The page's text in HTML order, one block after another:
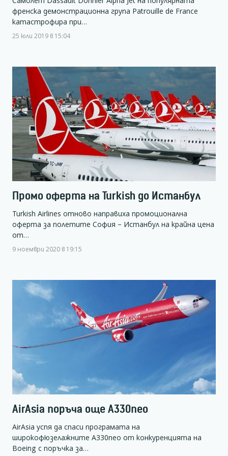
френска демонстрационна група Patrouille de France
катастрофира при…
25 юли 2019 в 15:04
Промо оферта на Turkish до Истанбул
Turkish Airlines отново направиха промоционална
оферта за полетите София – Истанбул на крайна цена
от…
9 ноември 2020 в 19:15
AirAsia поръча още А330neo
AirAsia успя да спаси програмата на
широкофюзелажните А330neo от конкуренцията на
Boeing с поръчка за…